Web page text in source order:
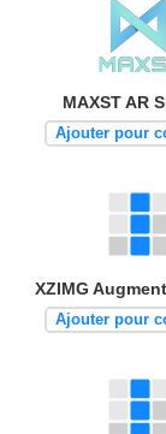
MAXST AR
Ajouter pour
XZIMG
Ajouter pour